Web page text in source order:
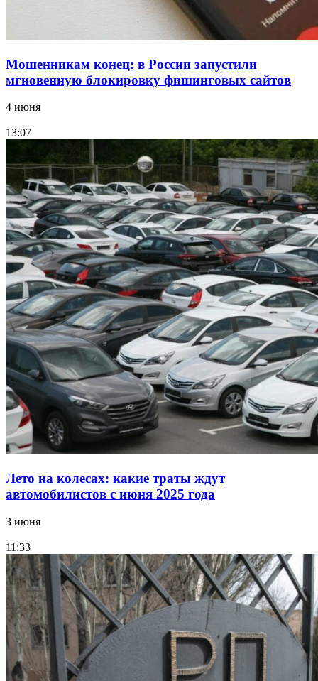
Мошенникам конец: в России запустили
мгновенную блокировку фишинговых сайтов
4 июня
13:07
Лето на колесах: какие траты ждут
автомобилистов с июня 2025 года
3 июня
11:33